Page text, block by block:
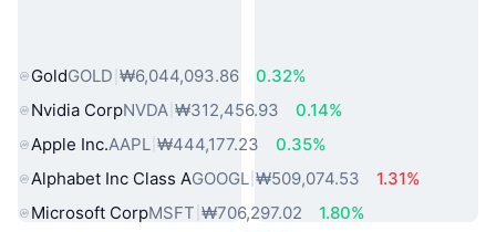
GoldGOLD ₩6,044,093.86
0.32%
Nvidia CorpNVDA ₩312,456.93
0.14%
Apple Inc.AAPL ₩444,177.23
0.35%
Alphabet Inc Class AGOOGL ₩509,074.53
1.31%
Microsoft CorpMSFT ₩706,297.02
1.80%